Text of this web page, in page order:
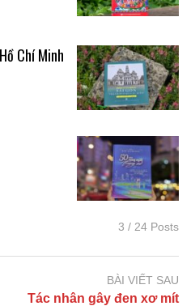
Chí Minh
3 / 24 Posts
BÀI VIẾT SAU
Tác nhân gây đen xơ mít